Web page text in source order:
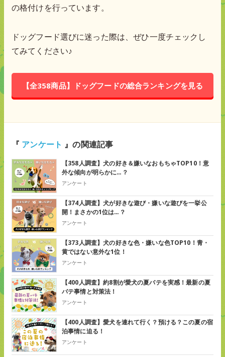
の格付けを行っています。
ドッグフード選びに迷った際は、ぜひ一度チェックし
てみてください♪
【全358商品】ドッグフードの総合ランキングを見る
『 アンケート 』の関連記事
【358人調査】犬の好き＆嫌いなおもちゃTOP10！意
外な傾向が明らかに…？
アンケート
【374人調査】犬が好きな遊び・嫌いな遊びを一挙公
開！まさかの1位は…？
アンケート
【373人調査】犬の好きな色・嫌いな色TOP10！青・
黄ではない意外な1位！
アンケート
【400人調査】約8割が愛犬の夏バテを実感！最新の夏
バテ事情と対策法！
アンケート
【400人調査】愛犬を連れて行く？預ける？この夏の宿
泊事情に迫る！
アンケート